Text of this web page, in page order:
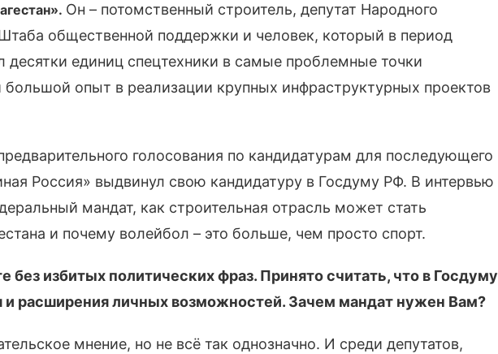
Он – потомственный строитель, депутат Народного
общественной поддержки и человек, который в период
десятки единиц спецтехники в самые проблемные точки
большой опыт в реализации крупных инфраструктурных проектов
голосования по кандидатурам для последующего
Россия» выдвинул свою кандидатуру в Госдуму РФ. В интервью
мандат, как строительная отрасль может стать
и почему волейбол – это больше, чем просто спорт.
без избитых политических фраз. Принято считать, что в Госдуму
и расширения личных возможностей. Зачем мандат нужен Вам?
мнение, но не всё так однозначно. И среди депутатов,